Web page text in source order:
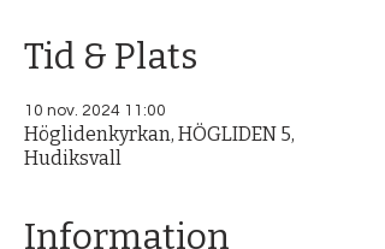
Tid & Plats
10 nov. 2024 11:00
Höglidenkyrkan, HÖGLIDEN 5,
Hudiksvall
Information